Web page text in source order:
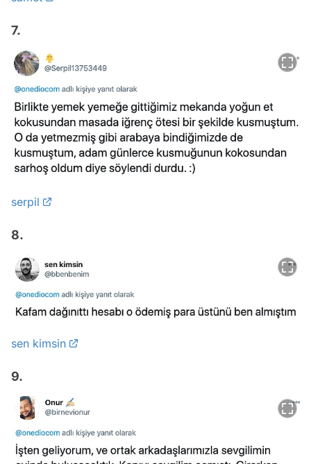
7.
serpil
8.
sen kimsin
9.